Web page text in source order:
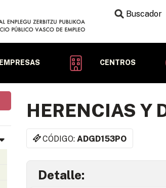
Buscador
EMPRESAS CENTROS
HERENCIAS Y
CÓDIGO:ADGD153PO
Detalle: